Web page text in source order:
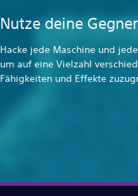
Nutze deine Gegner
Hacke jede Maschine und
um auf eine Vielzahl
Fähigkeiten und Effekte